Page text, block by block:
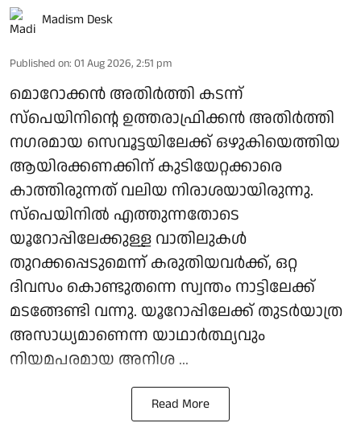
Madism Desk
Published on: 01 Aug 2026, 2:51 pm
മൊറോക്കന്‍ അതിര്‍ത്തി കടന്ന്
സ്‌പെയിനിന്റെ ഉത്തരാഫ്രിക്കന്‍ അതിര്‍ത്തി
നഗരമായ സെവൂട്ടയിലേക്ക് ഒഴുകിയെത്തിയ
ആയിരക്കണക്കിന് കുടിയേറ്റക്കാരെ
കാത്തിരുന്നത് വലിയ നിരാശയായിരുന്നു.
സ്‌പെയിനില്‍ എത്തുന്നതോടെ
യൂറോപ്പിലേക്കുള്ള വാതിലുകള്‍
തുറക്കപ്പെടുമെന്ന് കരുതിയവര്‍ക്ക്, ഒറ്റ
ദിവസം കൊണ്ടുതന്നെ സ്വന്തം നാട്ടിലേക്ക്
മടങ്ങേണ്ടി വന്നു. യൂറോപ്പിലേക്ക് തുടര്‍യാത്ര
അസാധ്യമാണെന്ന യാഥാര്‍ത്ഥ്യവും
നിയമപരമായ അനിശ ...
Read More